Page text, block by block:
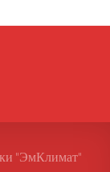
"ЭмКлимат"